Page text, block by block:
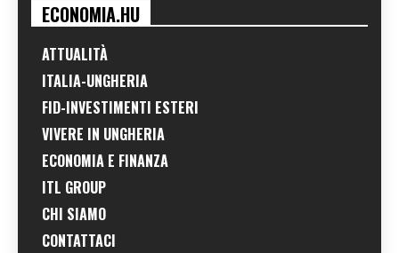
ECONOMIA.HU
ATTUALITÀ
ITALIA-UNGHERIA
FID-INVESTIMENTI ESTERI
VIVERE IN UNGHERIA
ECONOMIA E FINANZA
ITL GROUP
CHI SIAMO
CONTATTACI